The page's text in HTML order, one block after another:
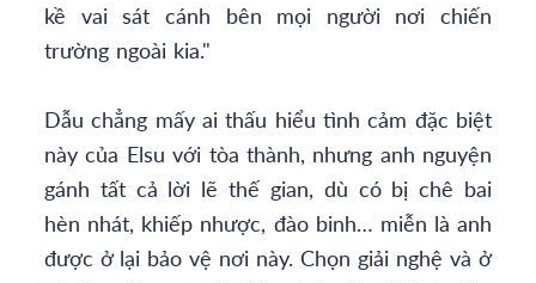
kề vai sát cánh bên mọi người nơi chiến
trường ngoài kia."
Dẫu chẳng mấy ai thấu hiểu tình cảm đặc biệt
này của Elsu với tòa thành, nhưng anh nguyện
gánh tất cả lời lẽ thế gian, dù có bị chê bai
hèn nhát, khiếp nhược, đào binh… miễn là anh
được ở lại bảo vệ nơi này. Chọn giải nghệ và ở